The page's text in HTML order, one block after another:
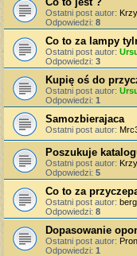
Ostatni post autor:
Odpowiedzi: 8
Co to za lampy
Ostatni post autor:
Odpowiedzi: 3
Kupię oś do
Ostatni post autor:
Odpowiedzi: 1
Samozbierajaca
Ostatni post autor:
Poszukuje
Ostatni post autor:
Odpowiedzi: 5
Co to za
Ostatni post autor:
Odpowiedzi: 8
Dopasowanie
Ostatni post autor:
Odpowiedzi: 1